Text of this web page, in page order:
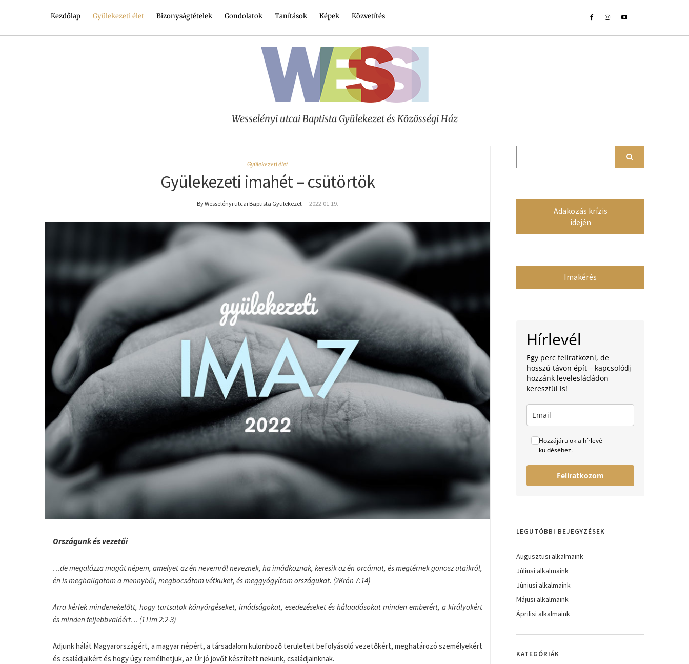
Kezdőlap Gyülekezeti élet Bizonyságtételek Gondolatok Tanítások Képek Közvetítés
Wesselényi utcai Baptista Gyülekezet és Közösségi Ház
Gyülekezeti élet
Gyülekezeti imahét – csütörtök
By Wesselényi utcai Baptista Gyülekezet – 2022.01.19.
Országunk és vezetői
…de megalázza magát népem, amelyet az én nevemről neveznek, ha imádkoznak, keresik az én orcámat, és megtérnek gonosz utaikról,
én is meghallgatom a mennyből, megbocsátom vétküket, és meggyógyítom országukat. (2Krón 7:14)
Arra kérlek mindenekelőtt, hogy tartsatok könyörgéseket, imádságokat, esedezéseket és hálaadásokat minden emberért, a királyokért
és minden feljebbvalóért… (1Tim 2:2-3)
Adjunk hálát Magyarországért, a magyar népért, a társadalom különböző területeit befolyásoló vezetőkért, meghatározó személyekért
és családjaikért és hogy úgy remélhetjük, az Úr jó jövőt készített nekünk, családjainknak.
Adakozás krízis
idején
Imakérés
Hírlevél
Egy perc feliratkozni, de
hosszú távon épít – kapcsolódj
hozzánk levelesládádon
keresztül is!
Hozzájárulok a hírlevél
küldéséhez.
Feliratkozom
LEGUTÓBBI BEJEGYZÉSEK
Augusztusi alkalmaink
Júliusi alkalmaink
Júniusi alkalmaink
Májusi alkalmaink
Áprilisi alkalmaink
KATEGÓRIÁK